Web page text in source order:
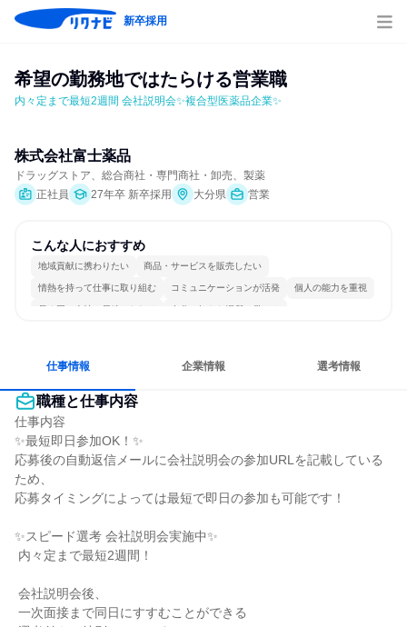
新卒採用
希望の勤務地ではたらける営業職
内々定まで最短2週間 会社説明会✨複合型医薬品企業✨
株式会社富士薬品
ドラッグストア、総合商社・専門商社・卸売、製薬
正社員
27年卒 新卒採用 大分県 営業
こんな人におすすめ
地域貢献に携わりたい 商品・サービスを販売したい
情熱を持って仕事に取り組む コミュニケーションが活発 個人の能力を重視
長く同じ会社に居続けられる 自分の好きな場所で働ける
仕事情報 企業情報 選考情報
職種と仕事内容
仕事内容
✨最短即日参加OK！✨
応募後の自動返信メールに会社説明会の参加URLを記載している
ため、
応募タイミングによっては最短で即日の参加も可能です！
✨スピード選考 会社説明会実施中✨